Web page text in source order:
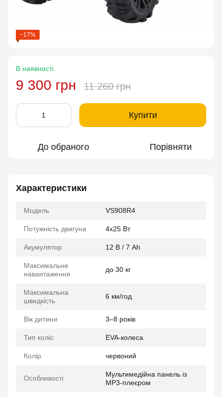
−17%
В наявності
9 300 грн 11 260 грн
Купити
До обраного Порівняти
Характеристики
Модель VS908R4
Потужність двигуна 4x25 Вт
Акумулятор 12 В / 7 Ah
Максимальне
навантаження
до 30 кг
Максимальна
швидкість
6 км/год
Вік дитини 3–8 років
Тип коліс EVA-колеса
Колір червоний
Особливості
Мультимедійна панель із
MP3-плеєром